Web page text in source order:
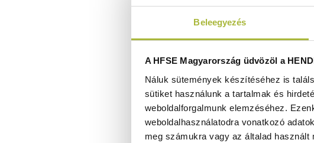
Beleegyezés
A HFSE Magyarország üdvözöl a
Náluk sütemények készítéséhez is
sütiket használunk a tartalmak és
weboldalforgalmunk elemzéséhez.
weboldalhasználatodra vonatkozó
meg számukra vagy az általad